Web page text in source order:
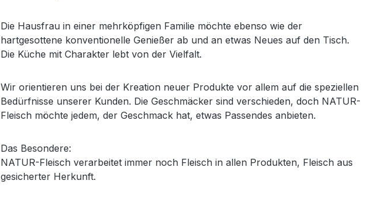
Die Hausfrau in einer mehrköpfigen Familie möchte ebenso wie der
hartgesottene konventionelle Genießer ab und an etwas Neues auf den Tisch.
Die Küche mit Charakter lebt von der Vielfalt.
Wir orientieren uns bei der Kreation neuer Produkte vor allem auf die speziellen
Bedürfnisse unserer Kunden. Die Geschmäcker sind verschieden, doch NATUR-
Fleisch möchte jedem, der Geschmack hat, etwas Passendes anbieten.
Das Besondere:
NATUR-Fleisch verarbeitet immer noch Fleisch in allen Produkten, Fleisch aus
gesicherter Herkunft.